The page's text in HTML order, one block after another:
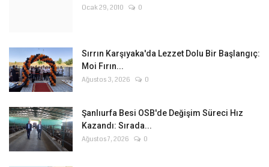
Ocak 29, 2010 0
Sırrın Karşıyaka'da Lezzet Dolu Bir Başlangıç:
Moi Fırın...
Ağustos 3, 2026 0
Şanlıurfa Besi OSB'de Değişim Süreci Hız
Kazandı: Sırada...
Ağustos 7, 2026 0